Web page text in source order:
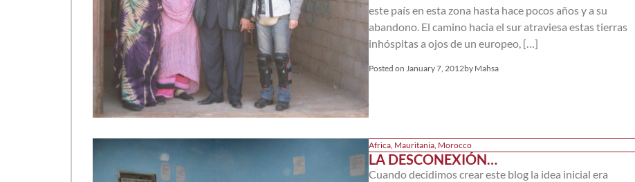
este país en esta zona hasta hace pocos años y a su
abandono. El camino hacia el sur atraviesa estas tierras
inhóspitas a ojos de un europeo, […]
Posted on January 7, 2012byMahsa
Africa, Mauritania, Morocco
LA DESCONEXIÓN…
Cuando decidimos crear este blog la idea inicial era